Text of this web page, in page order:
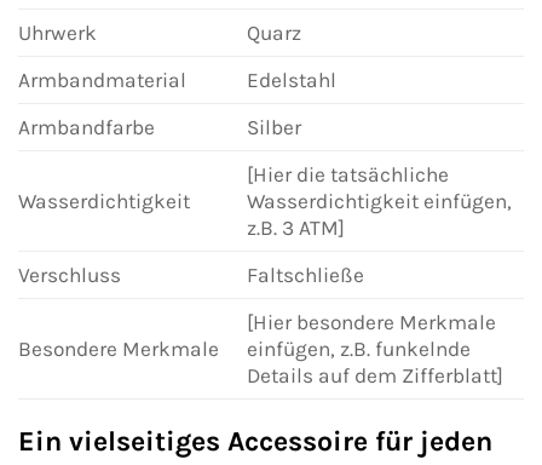
Uhrwerk
Quarz
Armbandmaterial
Edelstahl
Armbandfarbe
Silber
Wasserdichtigkeit
[Hier die tatsächliche
Wasserdichtigkeit einfügen,
z.B. 3 ATM]
Verschluss
Faltschließe
Besondere Merkmale
[Hier besondere Merkmale
einfügen, z.B. funkelnde
Details auf dem Zifferblatt]
Ein vielseitiges Accessoire für jeden